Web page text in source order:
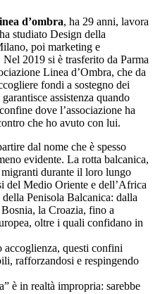
d’ombra, ha 29 anni, lavora
studiato Design della
poi marketing e
2019 si è trasferito da Parma
Linea d’Ombra, che da
fondi a sostegno dei
assistenza quando
dove l’associazione ha
che ho avuto con lui.
dal nome che è spesso
evidente. La rotta balcanica,
durante il loro lungo
del Medio Oriente e dell’Africa
Penisola Balcanica: dalla
la Croazia, fino a
oltre i quali confidano in
questi confini
rafforzandosi e respingendo
è in realtà impropria: sarebbe